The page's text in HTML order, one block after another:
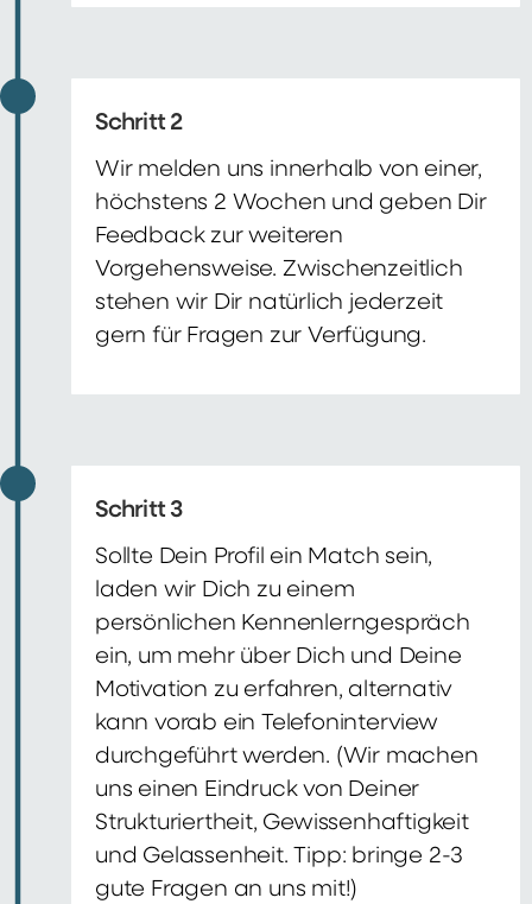
Schritt 2
Wir melden uns innerhalb von einer,
höchstens 2 Wochen und geben Dir
Feedback zur weiteren
Vorgehensweise. Zwischenzeitlich
stehen wir Dir natürlich jederzeit
gern für Fragen zur Verfügung.
Schritt 3
Sollte Dein Profil ein Match sein,
laden wir Dich zu einem
persönlichen Kennenlerngespräch
ein, um mehr über Dich und Deine
Motivation zu erfahren, alternativ
kann vorab ein Telefoninterview
durchgeführt werden. (Wir machen
uns einen Eindruck von Deiner
Strukturiertheit, Gewissenhaftigkeit
und Gelassenheit. Tipp: bringe 2-3
gute Fragen an uns mit!)